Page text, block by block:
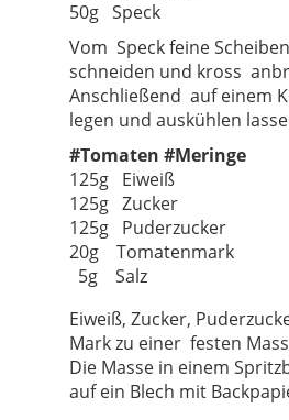
50g Speck
Vom Speck feine
schneiden und kross
Anschließend auf einem
legen und auskühlen
#Tomaten #Meringe
125g Eiweiß
125g Zucker
125g Puderzucker
20g Tomatenmark
5g Salz
Eiweiß, Zucker,
Mark zu einer festen
Die Masse in einem
auf ein Blech mit